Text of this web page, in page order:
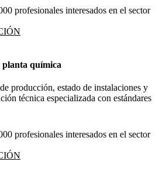
profesionales interesados en el sector
planta química
producción, estado de instalaciones y
técnica especializada con estándares
profesionales interesados en el sector